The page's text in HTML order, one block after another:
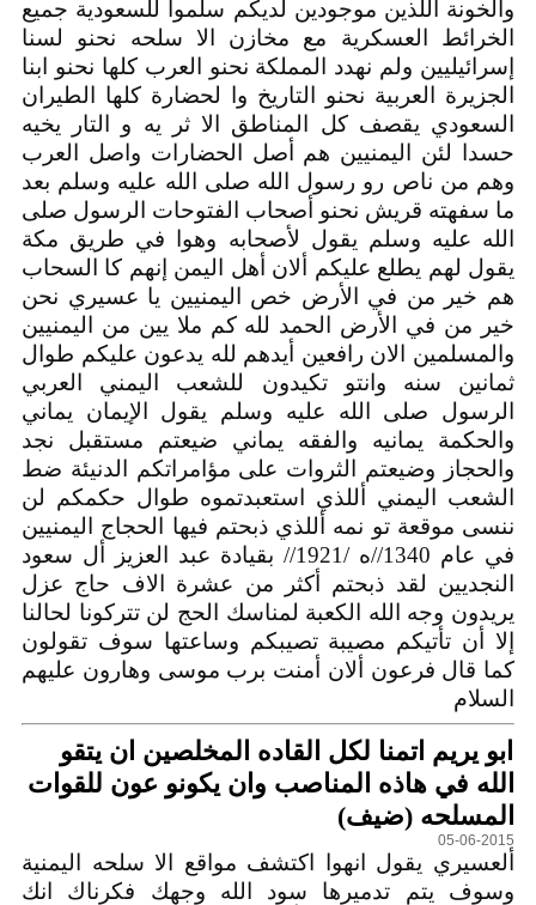
والخونة اللذين موجودين لديكم سلموا للسعودية جميع
الخرائط العسكرية مع مخازن الا سلحه نحنو لسنا
إسرائيليين ولم نهدد المملكة نحنو العرب كلها نحنو ابنا
الجزيرة العربية نحنو التاريخ وا لحضارة كلها الطيران
السعودي يقصف كل المناطق الا ثر يه و التار يخيه
حسدا لئن اليمنيين هم أصل الحضارات واصل العرب
وهم من ناص رو رسول الله صلى الله عليه وسلم بعد
ما سفهته قريش نحنو أصحاب الفتوحات الرسول صلى
الله عليه وسلم يقول لأصحابه وهوا في طريق مكة
يقول لهم يطلع عليكم ألان أهل اليمن إنهم كا السحاب
هم خير من في الأرض خص اليمنيين يا عسيري نحن
خير من في الأرض الحمد لله كم ملا يين من اليمنيين
والمسلمين الان رافعين أيدهم لله يدعون عليكم طوال
ثمانين سنه وانتو تكيدون للشعب اليمني العربي
الرسول صلى الله عليه وسلم يقول الإيمان يماني
والحكمة يمانيه والفقه يماني ضيعتم مستقبل نجد
والحجاز وضيعتم الثروات على مؤامراتكم الدنيئة ضط
الشعب اليمني أللذي استعبدتموه طوال حكمكم لن
ننسى موقعة تو نمه أللذي ذبحتم فيها الحجاج اليمنيين
في عام 1340//ه /1921// بقيادة عبد العزيز أل سعود
النجديين لقد ذبحتم أكثر من عشرة الاف حاج عزل
يريدون وجه الله الكعبة لمناسك الحج لن تتركونا لحالنا
إلا أن تأتيكم مصيبة تصيبكم وساعتها سوف تقولون
كما قال فرعون ألان أمنت برب موسى وهارون عليهم
السلام
ابو يريم اتمنا لكل القاده المخلصين ان يتقو
الله في هاذه المناصب وان يكونو عون للقوات
المسلحه (ضيف)
05-06-2015
ألعسيري يقول انهوا اكتشف مواقع الا سلحه اليمنية
وسوف يتم تدميرها سود الله وجهك فكرناك انك